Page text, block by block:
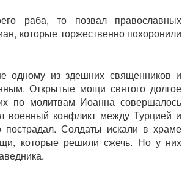
раба, то позвал православных
которые торжественно похоронили
одному из здешних священников и
Открытые мощи святого долгое
по молитвам Иоанна совершалось
военный конфликт между Турцией и
пострадал. Солдаты искали в храме
которые решили сжечь. Но у них